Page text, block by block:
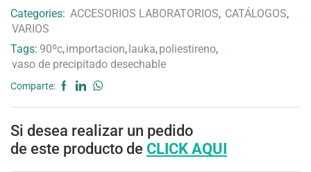
Categories: ACCESORIOS LABORATORIOS, CATÁLOGOS,
VARIOS
Tags: 90ºc,importacion,lauka,poliestireno,
vaso de precipitado desechable
Comparte:
Si desea realizar un pedido
de este producto de CLICK AQUI